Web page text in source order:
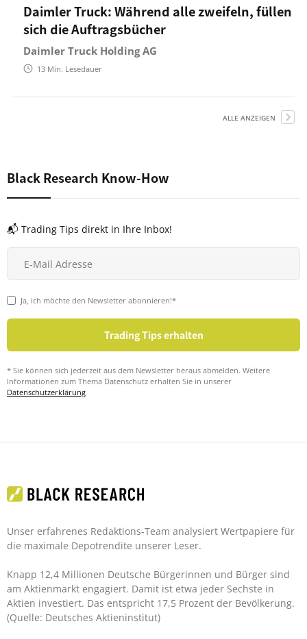
Daimler Truck: Während alle zweifeln, füllen
sich die Auftragsbücher
Daimler Truck Holding AG
13 Min. Lesedauer
ALLE ANZEIGEN
Black Research Know-How
📬 Trading Tips direkt in Ihre Inbox!
Ja, ich möchte den Newsletter abonnieren!*
* Sie können sich jederzeit aus dem Newsletter heraus abmelden. Weitere
Informationen zum Thema Datenschutz erhalten Sie in unserer
Datenschutzerklärung
Unser erfahrenes Redaktions-Team analysiert Wertpapiere für
die maximale Depotrendite unserer Leser.
Knapp 12,4 Millionen Deutsche Bürgerinnen und Bürger sind
am Aktienmarkt engagiert. Damit ist etwa jeder Sechste in
Aktien investiert. Das entspricht 17,5 Prozent der Bevölkerung.
(Quelle: Deutsches Aktieninstitut)